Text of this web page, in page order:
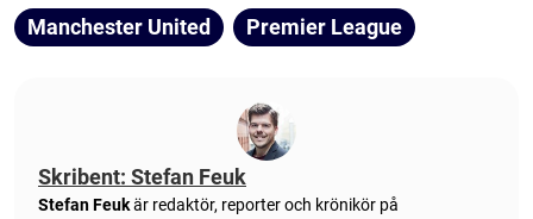
Manchester United Premier League
Skribent: Stefan Feuk
Stefan Feukär redaktör, reporter och krönikör på